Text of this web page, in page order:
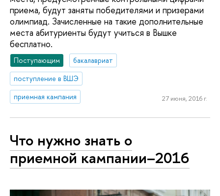
приема, будут заняты победителями и призерами
олимпиад. Зачисленные на такие дополнительные
места абитуриенты будут учиться в Вышке
бесплатно.
Поступающим
бакалавриат
поступление в ВШЭ
приемная кампания
27 июня, 2016 г.
Что нужно знать о
приемной кампании–2016